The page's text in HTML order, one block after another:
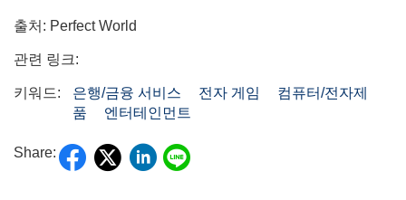
출처: Perfect World
관련 링크:
키워드: 은행/금융 서비스 전자 게임
컴퓨터/전자제
품
엔터테인먼트
Share: